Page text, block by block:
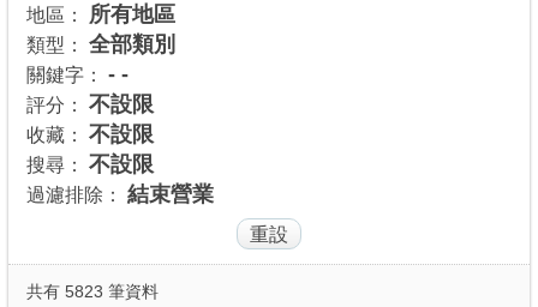
推薦景點
討論區
APP下載
地區： 所有地區
類型： 全部類別
關鍵字： - -
評分： 不設限
收藏： 不設限
搜尋： 不設限
過濾排除： 結束營業
共有 5823 筆資料